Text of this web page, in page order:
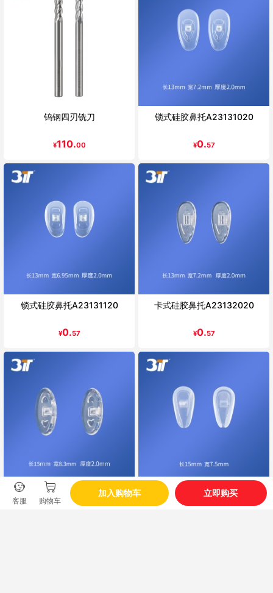
钨钢四刃铣刀
¥110.00
锁式硅胶鼻托A23131020
¥0.57
锁式硅胶鼻托A23131120
¥0.57
卡式硅胶鼻托A23132020
¥0.57
锁式硅胶鼻托A23131070 锁式硅胶鼻托A23132290
客服 购物车
加入购物车 立即购买